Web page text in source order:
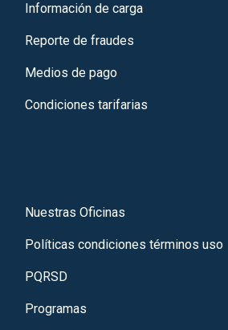
Información de carga
Reporte de fraudes
Medios de pago
Condiciones tarifarias
Nuestras Oficinas
Políticas condiciones términos uso
PQRSD
Programas